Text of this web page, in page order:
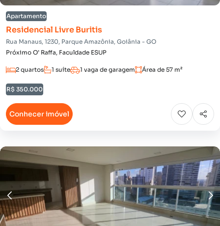
Apartamento
Residencial Livre Buritis
Rua Manaus, 1230, Parque Amazônia, Goiânia - GO
Próximo O’ Raffa, Faculdade ESUP
2 quartos 1 suíte 1 vaga de garagem Área de 57 m²
R$ 350.000
Conhecer imóvel